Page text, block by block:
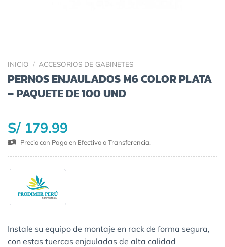
INICIO / ACCESORIOS DE GABINETES
PERNOS ENJAULADOS M6 COLOR PLATA
– PAQUETE DE 100 UND
S/ 179.99
Precio con Pago en Efectivo o Transferencia.
Instale su equipo de montaje en rack de forma segura,
con estas tuercas enjauladas de alta calidad